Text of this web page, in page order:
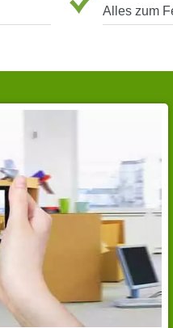
Alles zum